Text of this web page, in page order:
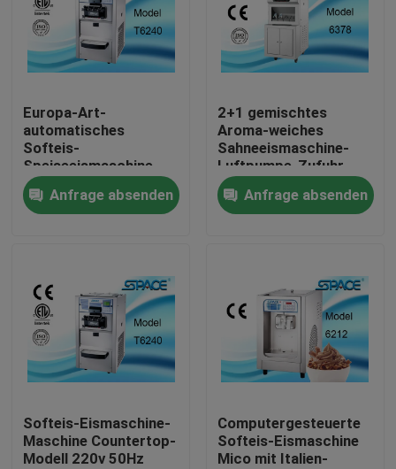
Produkte
Über uns
Fabrik-Ausflug
Qualitätskontrolle
Nachrichten
Fordern Sie ein Zitat
Tischplattespeiseeismaschine
Europa-Art-
automatisches
Softeis-
Speiseeismaschine-
Edelstahl-Material
Anfrage absenden
2+1 gemischtes
Aroma-weiches
Sahneeismaschine-
Luftpumpe-Zufuhr
CER genehmigt
Anfrage absenden
Softeis-Eismaschine-
Maschine Countertop-
Modell 220v 50Hz
Computergesteuerte
Softeis-Eismaschine
Mico mit Italien-